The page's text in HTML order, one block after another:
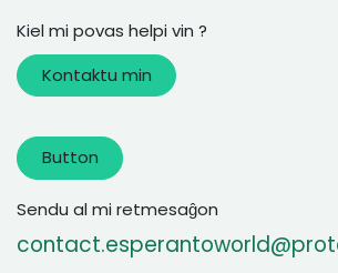
Kiel mi povas helpi vin ?
Kontaktu min
Button
Sendu al mi retmesaĝon